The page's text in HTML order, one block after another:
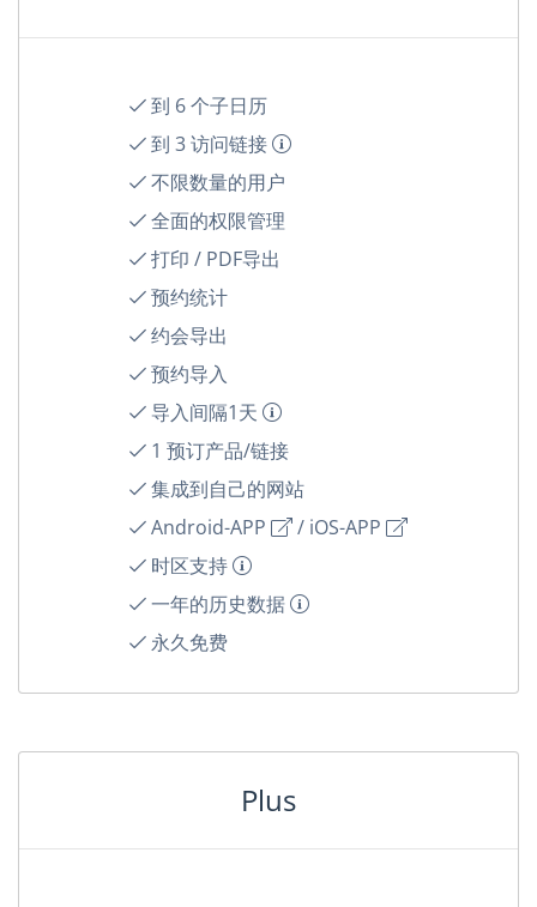
到 6 个子日历
到 3 访问链接
不限数量的用户
全面的权限管理
打印 / PDF导出
预约统计
约会导出
预约导入
导入间隔1天
1 预订产品/链接
集成到自己的网站
Android-APP
/ iOS-APP
时区支持
一年的历史数据
永久免费
Plus